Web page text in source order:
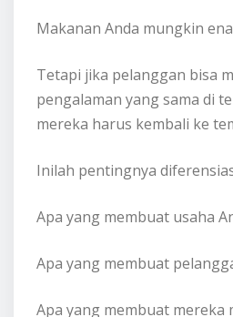
Makanan Anda mungkin
Tetapi jika pelanggan bisa
pengalaman yang sama di
mereka harus kembali ke
Inilah pentingnya
Apa yang membuat usaha
Apa yang membuat
Apa yang membuat mereka